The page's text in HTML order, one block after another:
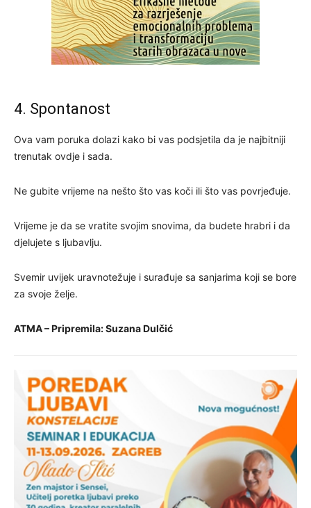
4. Spontanost
Ova vam poruka dolazi kako bi vas podsjetila da je najbitniji
trenutak ovdje i sada.
Ne gubite vrijeme na nešto što vas koči ili što vas povrjeđuje.
Vrijeme je da se vratite svojim snovima, da budete hrabri i da
djelujete s ljubavlju.
Svemir uvijek uravnotežuje i surađuje sa sanjarima koji se bore
za svoje želje.
ATMA – Pripremila: Suzana Dulčić